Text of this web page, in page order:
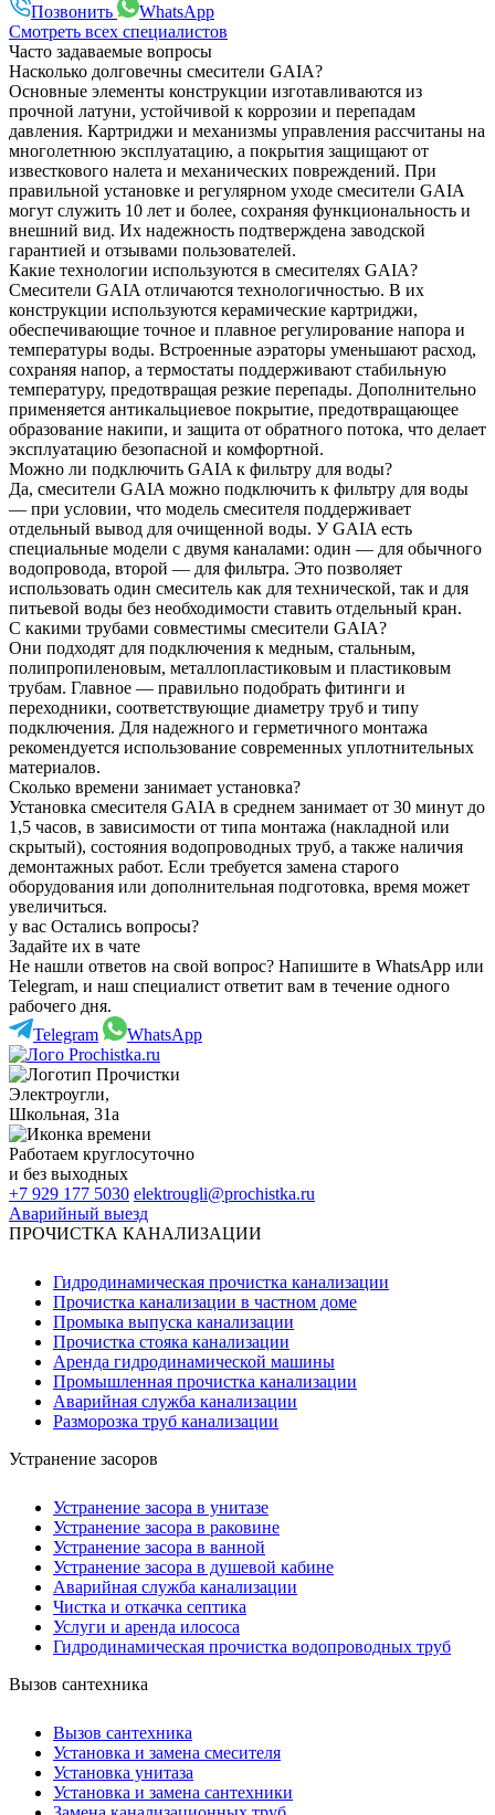
Позвонить
WhatsApp
Смотреть всех специалистов
Часто задаваемые вопросы
Насколько долговечны смесители GAIA?
Основные элементы конструкции изготавливаются из
прочной латуни, устойчивой к коррозии и перепадам
давления. Картриджи и механизмы управления рассчитаны на
многолетнюю эксплуатацию, а покрытия защищают от
известкового налета и механических повреждений. При
правильной установке и регулярном уходе смесители GAIA
могут служить 10 лет и более, сохраняя функциональность и
внешний вид. Их надежность подтверждена заводской
гарантией и отзывами пользователей.
Какие технологии используются в смесителях GAIA?
Смесители GAIA отличаются технологичностью. В их
конструкции используются керамические картриджи,
обеспечивающие точное и плавное регулирование напора и
температуры воды. Встроенные аэраторы уменьшают расход,
сохраняя напор, а термостаты поддерживают стабильную
температуру, предотвращая резкие перепады. Дополнительно
применяется антикальциевое покрытие, предотвращающее
образование накипи, и защита от обратного потока, что делает
эксплуатацию безопасной и комфортной.
Можно ли подключить GAIA к фильтру для воды?
Да, смесители GAIA можно подключить к фильтру для воды
— при условии, что модель смесителя поддерживает
отдельный вывод для очищенной воды. У GAIA есть
специальные модели с двумя каналами: один — для обычного
водопровода, второй — для фильтра. Это позволяет
использовать один смеситель как для технической, так и для
питьевой воды без необходимости ставить отдельный кран.
С какими трубами совместимы смесители GAIA?
Они подходят для подключения к медным, стальным,
полипропиленовым, металлопластиковым и пластиковым
трубам. Главное — правильно подобрать фитинги и
переходники, соответствующие диаметру труб и типу
подключения. Для надежного и герметичного монтажа
рекомендуется использование современных уплотнительных
материалов.
Сколько времени занимает установка?
Установка смесителя GAIA в среднем занимает от 30 минут до
1,5 часов, в зависимости от типа монтажа (накладной или
скрытый), состояния водопроводных труб, а также наличия
демонтажных работ. Если требуется замена старого
оборудования или дополнительная подготовка, время может
увеличиться.
у вас Остались вопросы?
Задайте их в чате
Не нашли ответов на свой вопрос? Напишите в WhatsApp или
Telegram, и наш специалист ответит вам в течение одного
рабочего дня.
Telegram
WhatsApp
Электроугли,
Школьная, 31а
Работаем круглосуточно
и без выходных
+7 929 177 5030 elektrougli@prochistka.ru
Аварийный выезд
ПРОЧИСТКА КАНАЛИЗАЦИИ
Гидродинамическая прочистка канализации
Прочистка канализации в частном доме
Промыка выпуска канализации
Прочистка стояка канализации
Аренда гидродинамической машины
Промышленная прочистка канализации
Аварийная служба канализации
Разморозка труб канализации
Устранение засоров
Устранение засора в унитазе
Устранение засора в раковине
Устранение засора в ванной
Устранение засора в душевой кабине
Аварийная служба канализации
Чистка и откачка септика
Услуги и аренда илососа
Гидродинамическая прочистка водопроводных труб
Вызов сантехника
Вызов сантехника
Установка и замена смесителя
Установка унитаза
Установка и замена сантехники